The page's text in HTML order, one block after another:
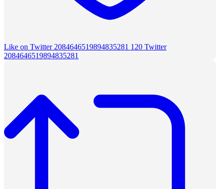
Like on Twitter 2084646519894835281 120 Twitter
2084646519894835281